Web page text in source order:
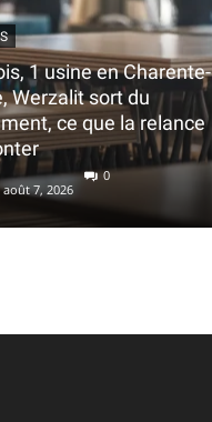
1 usine en Charente-
Werzalit sort du
ce que la relance
août 7, 2026
0